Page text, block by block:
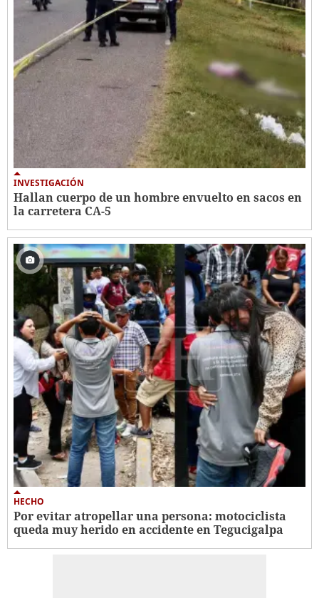
INVESTIGACIÓN
Hallan cuerpo de un hombre envuelto en sacos en
la carretera CA-5
HECHO
Por evitar atropellar una persona: motociclista
queda muy herido en accidente en Tegucigalpa